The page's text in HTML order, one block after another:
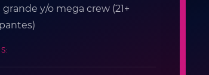
grande y/o mega crew (21+